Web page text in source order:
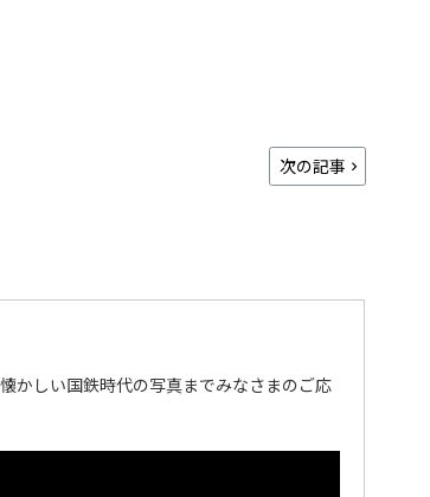
次の記事
かしい国鉄時代の写真までみなさまのご応